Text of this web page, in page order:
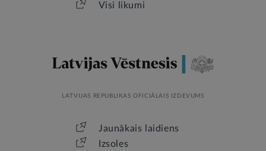
Visi likumi
LATVIJAS REPUBLIKAS OFICIĀLAIS IZDEVUMS
Jaunākais laidiens
Izsoles